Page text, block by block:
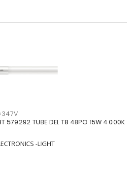
579292 TUBE DEL T8 48PO 15W 4 000K
-LIGHT